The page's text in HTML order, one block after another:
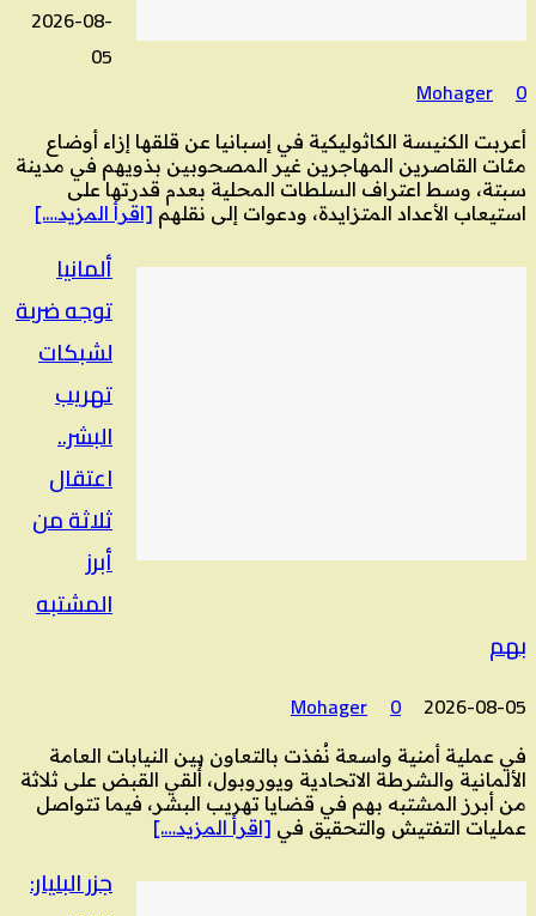
2026-08-
05
Mohager
0
أعربت الكنيسة الكاثوليكية في إسبانيا عن قلقها إزاء أوضاع
مئات القاصرين المهاجرين غير المصحوبين بذويهم في مدينة
سبتة، وسط اعتراف السلطات المحلية بعدم قدرتها على
استيعاب الأعداد المتزايدة، ودعوات إلى نقلهم [اقرأ المزيد….]
ألمانيا
توجه ضربة
لشبكات
تهريب
البشر..
اعتقال
ثلاثة من
أبرز
المشتبه
بهم
2026-08-05
Mohager 0
في عملية أمنية واسعة نُفذت بالتعاون بين النيابات العامة
الألمانية والشرطة الاتحادية ويوروبول، أُلقي القبض على ثلاثة
من أبرز المشتبه بهم في قضايا تهريب البشر، فيما تتواصل
عمليات التفتيش والتحقيق في [اقرأ المزيد….]
جزر البليار: